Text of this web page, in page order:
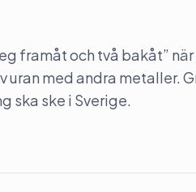
framåt och två bakåt”
med andra metaller.
ska ske i Sverige.